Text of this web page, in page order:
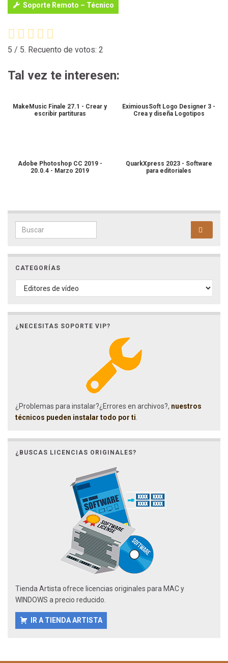
Soporte Remoto – Técnico
5 / 5. Recuento de votos: 2
Tal vez te interesen:
MakeMusic Finale 27.1 - Crear y
escribir partituras
EximiousSoft Logo Designer 3 -
Crea y diseña Logotipos
Adobe Photoshop CC 2019 -
20.0.4 - Marzo 2019
QuarkXpress 2023 - Software
para editoriales
Search for:
CATEGORÍAS
CATEGORÍAS
¿NECESITAS SOPORTE VIP?
¿Problemas para instalar?¿Errores en archivos?, nuestros
técnicos pueden instalar todo por ti
¿BUSCAS LICENCIAS ORIGINALES?
Tienda Artista ofrece licencias originales para MAC y
WINDOWS a precio reducido.
IR A TIENDA ARTISTA